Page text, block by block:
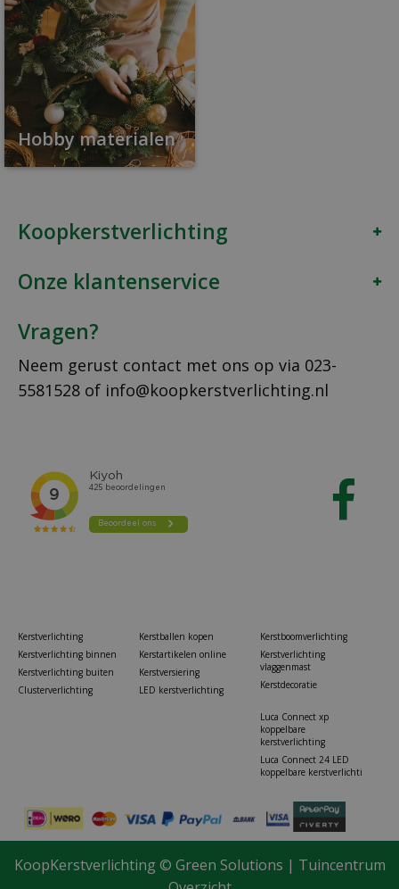
Hobby materialen
Koopkerstverlichting
Onze klantenservice
Vragen?
Neem gerust contact met ons op via 023-
5581528 of info@koopkerstverlichting.nl
Kerstverlichting
Kerstverlichting binnen
Kerstverlichting buiten
Clusterverlichting
Kerstballen kopen
Kerstartikelen online
Kerstversiering
LED kerstverlichting
Kerstboomverlichting
Kerstverlichting
vlaggenmast
Kerstdecoratie
Luca Connect xp
koppelbare
kerstverlichting
Luca Connect 24 LED
koppelbare kerstverlichti
KoopKerstverlichting © Green Solutions | Tuincentrum